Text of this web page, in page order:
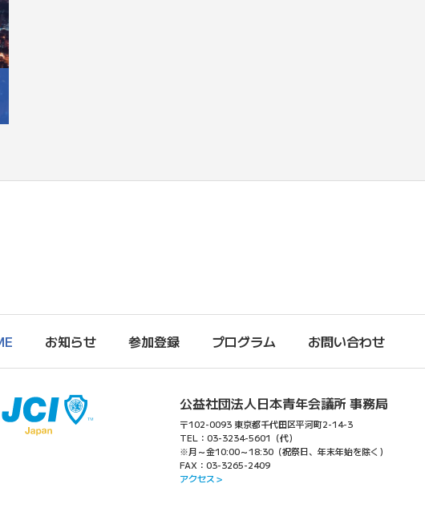
お知らせ 参加登録 プログラム お問い合わせ
公益社団法人日本青年会議所 事務局
〒102-0093 東京都千代田区平河町2-14-3
TEL：03-3234-5601（代）
※月～金10:00～18:30（祝祭日、年末年始を除く）
FAX：03-3265-2409
アクセス＞